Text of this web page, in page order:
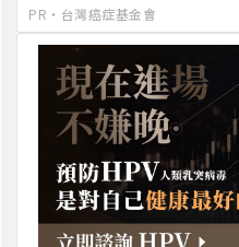
PR・台灣癌症基金會